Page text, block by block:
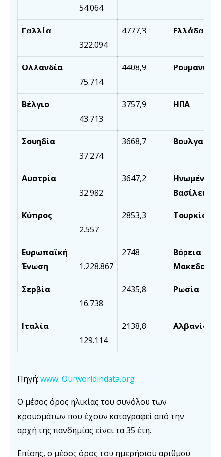
54.064
Γαλλία
322.094
4777,3 Ελλάδα
Ολλανδία
75.714
4408,9 Ρουμανία
Βέλγιο
43.713
3757,9 ΗΠΑ
Σουηδία
37.274
3668,7 Βουλγαρία
Αυστρία
32.982
3647,2
Ηνωμένο
Βασίλειο
Κύπρος
2.557
2853,3 Τουρκία
Ευρωπαϊκή
Ένωση
1.228.867
2748
Βόρεια
Μακεδονία
Σερβία
16.738
2435,8 Ρωσία
Ιταλία
129.114
2138,8 Αλβανία
Πηγή: www. Ourworldindata.org
Ο μέσος όρος ηλικίας του συνόλου των
κρουσμάτων που έχουν καταγραφεί από την
αρχή της πανδημίας είναι τα 35 έτη.
Επίσης, ο μέσος όρος του ημερήσιου αριθμού